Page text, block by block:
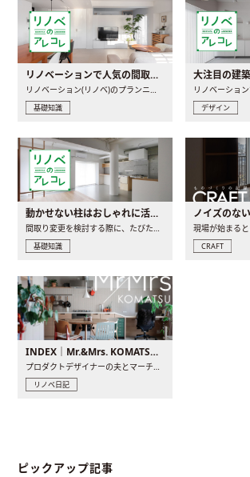
リノベーションで人気の間取りとは？トレンドの間取りと実例を徹底解説
リノベーション(リノベ)のプランニングで一番最初に決めるのは..
基礎知識 デザイン
動かせない柱はおしゃれに活用！柱を魅せるリノベーション(リノベ)4選
間取り変更を検討する際に、たびたび皆さんの頭を悩ませる動か..
基礎知識
ノイズのな
CRAFT
INDEX｜Mr.&Mrs. KOMATSU renovation diary
プロダクトデザイナーの夫とマーチャンダイザーの妻が、夫婦で..
リノベ日記
ピックアップ記事